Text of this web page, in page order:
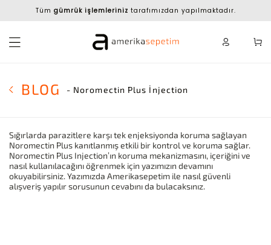
Tüm gümrük işlemleriniz tarafımızdan yapılmaktadır.
BLOG - Noromectin Plus İnjection
Sığırlarda parazitlere karşı tek enjeksiyonda koruma sağlayan
Noromectin Plus kanıtlanmış etkili bir kontrol ve koruma sağlar.
Noromectin Plus Injection’ın koruma mekanizmasını, içeriğini ve
nasıl kullanılacağını öğrenmek için yazımızın devamını
okuyabilirsiniz. Yazımızda Amerikasepetim ile nasıl güvenli
alışveriş yapılır sorusunun cevabını da bulacaksınız.